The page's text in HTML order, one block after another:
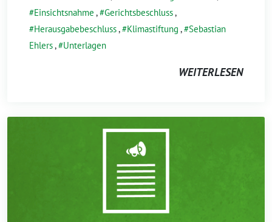
Einsichtsnahme , Gerichtsbeschluss,
Herausgabebeschluss, Klimastiftung , Sebastian
Ehlers, Unterlagen
WEITERLESEN